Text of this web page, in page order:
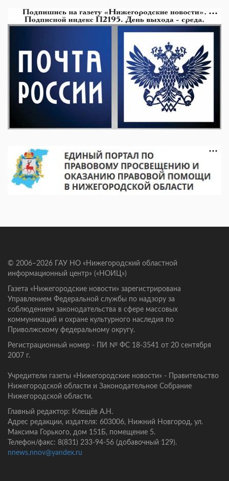
© 2006–2026 ГАУ НО «Нижегородский областной
информационный центр» («НОИЦ»)
Газета «Нижегородские новости» зарегистрирована
Управлением Федеральной службы по надзору за
соблюдением законодательства в сфере массовых
коммуникаций и охране культурного наследия по
Приволжскому федеральному округу.
Регистрационный номер - ПИ № ФС 18-3541 от 20 сентября
2007 г.
Учредители газеты «Нижегородские новости» - Правительство
Нижегородской области и Законодательное Собрание
Нижегородской области.
Главный редактор: Клещёв А.Н.
Адрес редакции, издателя: 603006, Нижний Новгород, ул.
Максима Горького, дом 151Б, помещение 5.
Телефон/факс: 8(831) 233-94-56 (добавочный 129).
nnews.nnov@yandex.ru